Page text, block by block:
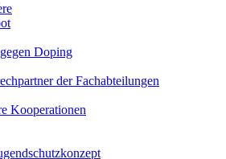
Doping
der Fachabteilungen
Kooperationen